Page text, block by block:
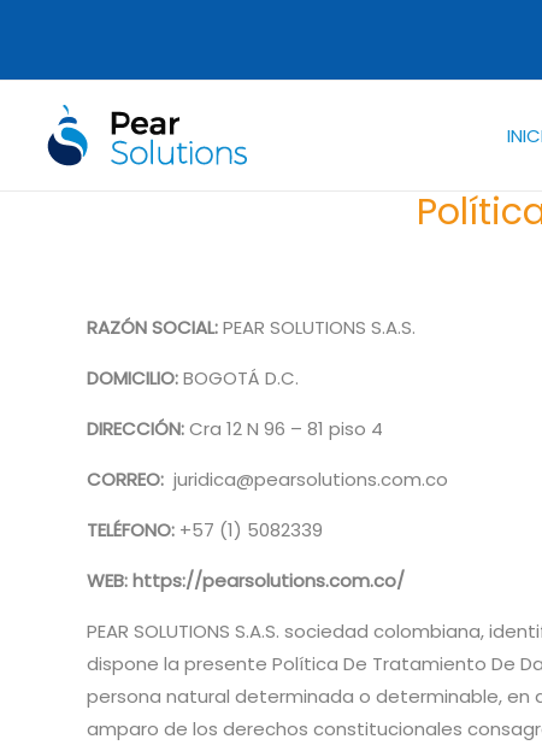
contenido
RAZÓN SOCIAL:PEAR SOLUTIONS S.A.S.
DOMICILIO:BOGOTÁ D.C.
DIRECCIÓN:Cra 12 N 96 – 81 piso 4
CORREO: juridica@pearsolutions.com.co
TELÉFONO: +57 (1) 5082339
WEB: https://pearsolutions.com.co/
PEAR SOLUTIONS S.A.S. sociedad colombiana,
dispone la presente Política De Tratamiento De
persona natural determinada o determinable,
amparo de los derechos constitucionales